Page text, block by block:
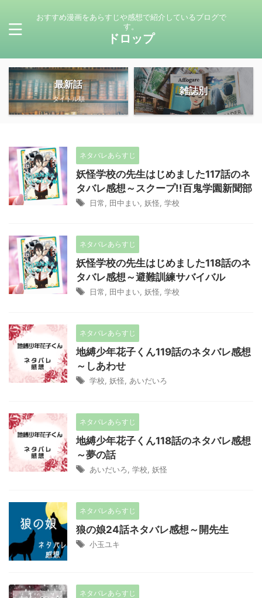
おすすめ漫画をあらすじや感想で紹介しているブログで
す。
ドロップ
最新話
タイトル順
雑誌別
ネタバレあらすじ
妖怪学校の先生はじめました117話のネ
タバレ感想～スクープ!!百鬼学園新聞部
日常 田中まい 妖怪 学校
ネタバレあらすじ
妖怪学校の先生はじめました118話のネ
タバレ感想～避難訓練サバイバル
日常 田中まい 妖怪 学校
ネタバレあらすじ
地縛少年花子くん119話のネタバレ感想
～しあわせ
学校 妖怪 あいだいろ
ネタバレあらすじ
地縛少年花子くん118話のネタバレ感想
～夢の話
あいだいろ 学校 妖怪
ネタバレあらすじ
狼の娘24話ネタバレ感想～開先生
小玉ユキ
ネタバレあらすじ